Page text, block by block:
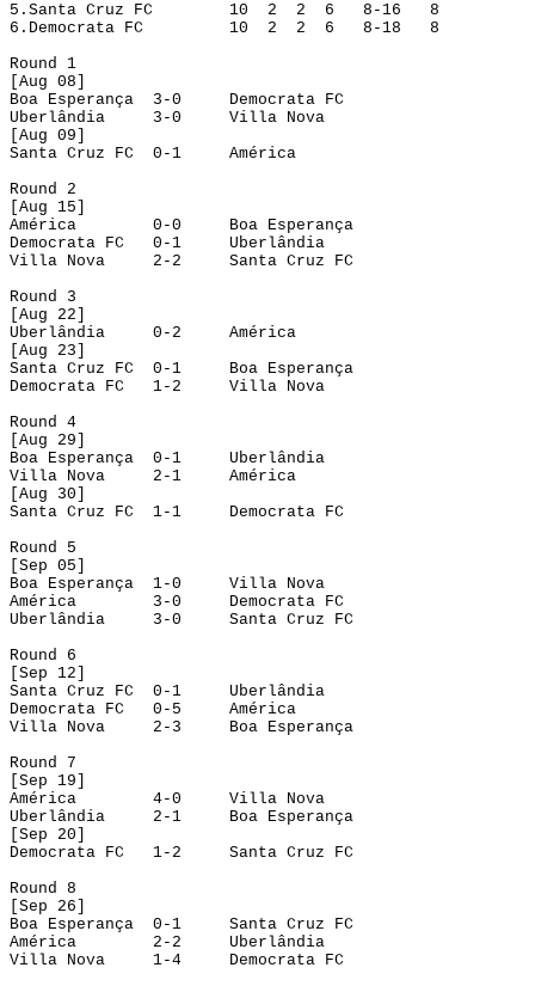
5. Santa Cruz FC 10 2 2 6 8-16
8
6. Democrata FC 10 2 2 6 8-18
8
Round 1
Aug 08]
Boa Esperança
3-0
Democrata FC
Uberlândia
3-0
Villa Nova
Aug 09]
Santa Cruz FC
0-1
América
Round 2
Aug 15]
América
0-0
Boa Esperança
Democrata FC
0-1
Uberlândia
Villa Nova
2-2
Santa Cruz FC
Round 3
Aug 22]
Uberlândia
0-2
América
Aug 23]
Santa Cruz FC
0-1
Boa Esperança
Democrata FC
1-2
Villa Nova
Round 4
Aug 29]
Boa Esperança
0-1
Uberlândia
Villa Nova
2-1
América
Aug 30]
Santa Cruz FC
1-1
Democrata FC
Round 5
Sep 05]
Boa Esperança
1-0
Villa Nova
América
3-0
Democrata FC
Uberlândia
3-0
Santa Cruz FC
Round 6
Sep 12]
Santa Cruz FC
0-1
Uberlândia
Democrata FC
0-5
América
Villa Nova
2-3
Boa Esperança
Round 7
Sep 19]
América
4-0
Villa Nova
Uberlândia
2-1
Boa Esperança
Sep 20]
Democrata FC
1-2
Santa Cruz FC
Round 8
Sep 26]
Boa Esperança
0-1
Santa Cruz FC
América
2-2
Uberlândia
Villa Nova
1-4
Democrata FC